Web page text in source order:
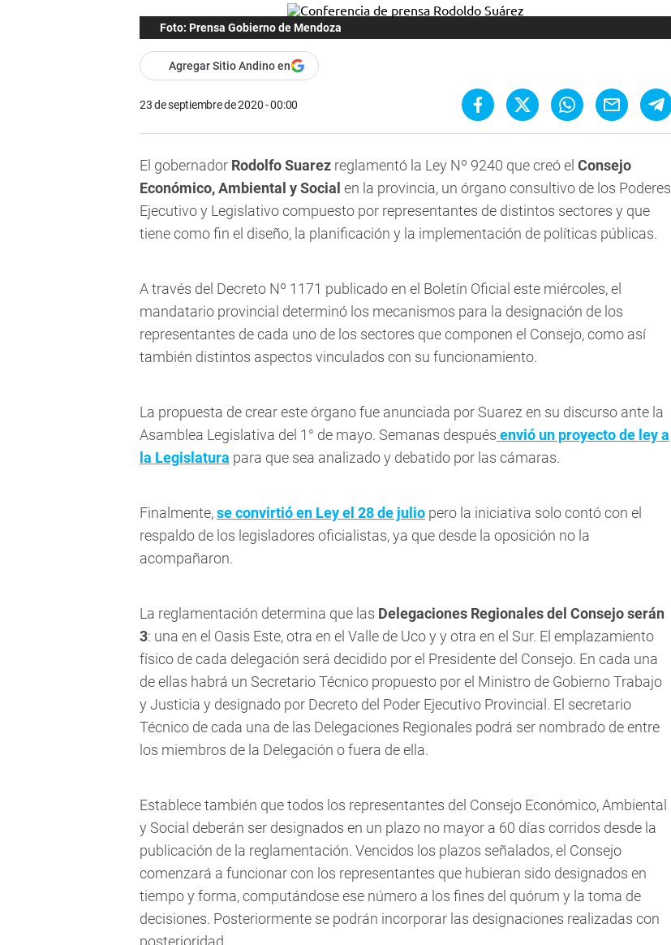
Foto: Prensa Gobierno de Mendoza
Agregar Sitio Andino en
23 de septiembre de 2020 - 00:00
El gobernador Rodolfo Suarez reglamentó la Ley Nº 9240 que creó el Consejo
Económico, Ambiental y Social en la provincia, un órgano consultivo de los Poderes
Ejecutivo y Legislativo compuesto por representantes de distintos sectores y que
tiene como fin el diseño, la planificación y la implementación de políticas públicas.
A través del Decreto Nº 1171 publicado en el Boletín Oficial este miércoles,el
mandatario provincial determinó los mecanismos para la designación de los
representantes de cada uno de los sectores que componen el Consejo, como así
también distintos aspectos vinculados con su funcionamiento.
La propuesta de crear este órgano fue anunciada por Suarez en su discurso ante la
Asamblea Legislativa del 1° de mayo. Semanas después envió un proyecto de ley a
la Legislatura para que sea analizado y debatido por las cámaras.
Finalmente,se convirtió en Ley el 28 de julio pero la iniciativa solo contó con el
respaldo de los legisladores oficialistas, ya que desde la oposición no la
acompañaron.
La reglamentación determina que las Delegaciones Regionales del Consejo serán
3: una en el Oasis Este, otra en el Valle de Uco y y otra en el Sur. El emplazamiento
físico de cada delegación será decidido por el Presidente del Consejo. En cada una
de ellas habrá un Secretario Técnico propuesto por el Ministro de Gobierno Trabajo
y Justicia y designado por Decreto del Poder Ejecutivo Provincial. El secretario
Técnico de cada una de las Delegaciones Regionales podrá ser nombrado de entre
los miembros de la Delegación o fuera de ella.
Establece también que todos los representantes del Consejo Económico, Ambiental
y Social deberán ser designados en un plazo no mayor a 60 días corridos desde la
publicación de la reglamentación. Vencidos los plazos señalados, el Consejo
comenzará a funcionar con los representantes que hubieran sido designados en
tiempo y forma, computándose ese número a los fines del quórum y la toma de
decisiones. Posteriormente se podrán incorporar las designaciones realizadas con
posterioridad.